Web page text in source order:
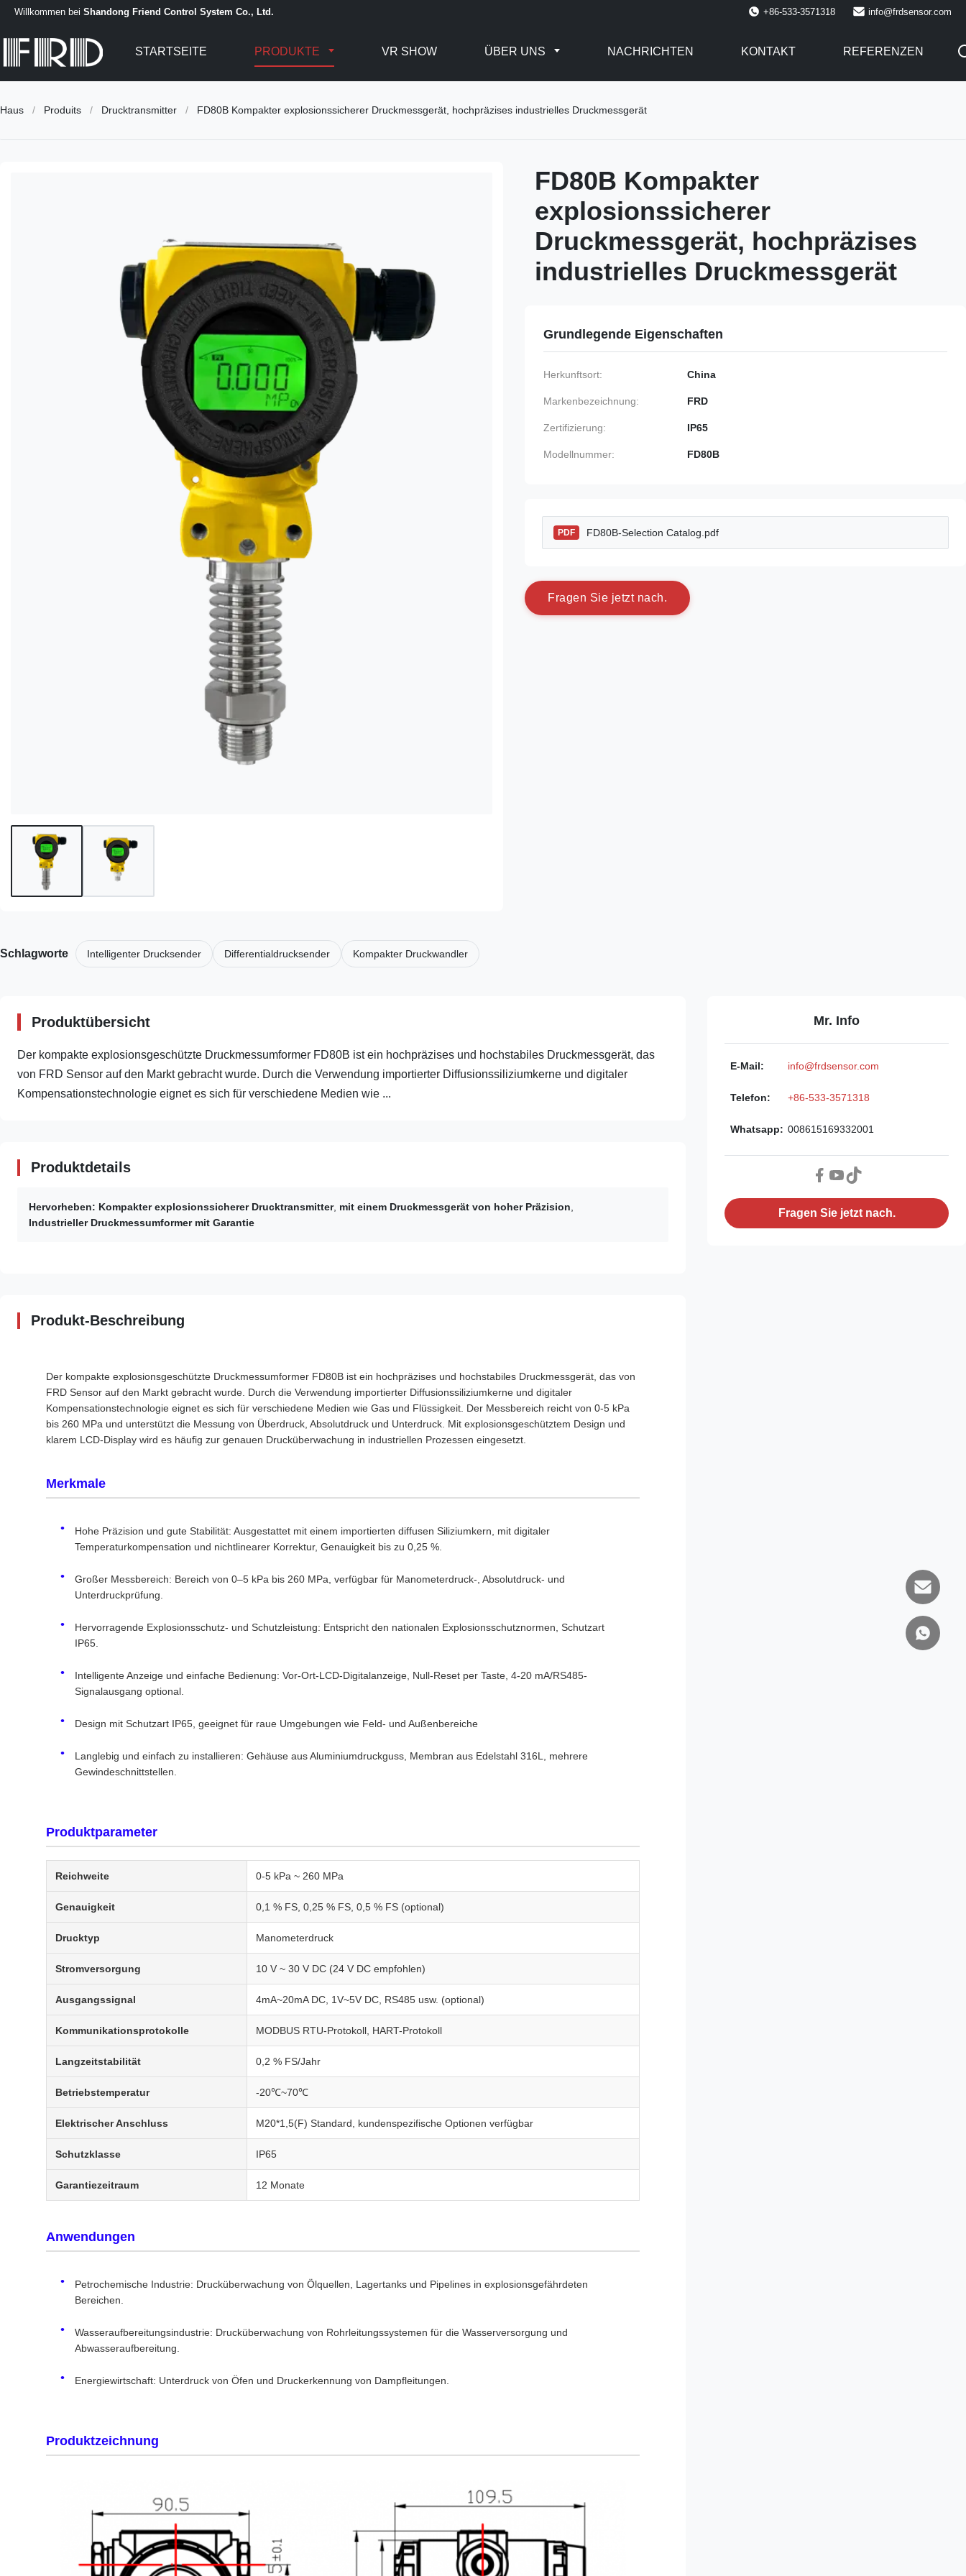
Willkommen bei Shandong Friend Control System Co., Ltd. +86-533-3571318 info@frdsensor.com
STARTSEITE PRODUKTE VR SHOW ÜBER UNS NACHRICHTEN KONTAKT REFERENZEN
Haus / Produits / Drucktransmitter / FD80B Kompakter explosionssicherer Druckmessgerät, hochpräzises industrielles Druckmessgerät
FD80B Kompakter
explosionssicherer
Druckmessgerät, hochpräzises
industrielles Druckmessgerät
Grundlegende Eigenschaften
Herkunftsort: China
Markenbezeichnung: FRD
Zertifizierung: IP65
Modellnummer: FD80B
PDF FD80B-Selection Catalog.pdf
Fragen Sie jetzt nach.
Schlagworte Intelligenter Drucksender Differentialdrucksender Kompakter Druckwandler
Produktübersicht
Der kompakte explosionsgeschützte Druckmessumformer FD80B ist ein hochpräzises und hochstabiles Druckmessgerät, das
von FRD Sensor auf den Markt gebracht wurde. Durch die Verwendung importierter Diffusionssiliziumkerne und digitaler
Kompensationstechnologie eignet es sich für verschiedene Medien wie ...
Produktdetails
Hervorheben: Kompakter explosionssicherer Drucktransmitter, mit einem Druckmessgerät von hoher Präzision,
Industrieller Druckmessumformer mit Garantie
Produkt-Beschreibung
Der kompakte explosionsgeschützte Druckmessumformer FD80B ist ein hochpräzises und hochstabiles Druckmessgerät, das von
FRD Sensor auf den Markt gebracht wurde. Durch die Verwendung importierter Diffusionssiliziumkerne und digitaler
Kompensationstechnologie eignet es sich für verschiedene Medien wie Gas und Flüssigkeit. Der Messbereich reicht von 0-5 kPa
bis 260 MPa und unterstützt die Messung von Überdruck, Absolutdruck und Unterdruck. Mit explosionsgeschütztem Design und
klarem LCD-Display wird es häufig zur genauen Drucküberwachung in industriellen Prozessen eingesetzt.
Merkmale
Hohe Präzision und gute Stabilität: Ausgestattet mit einem importierten diffusen Siliziumkern, mit digitaler
Temperaturkompensation und nichtlinearer Korrektur, Genauigkeit bis zu 0,25 %.
Großer Messbereich: Bereich von 0–5 kPa bis 260 MPa, verfügbar für Manometerdruck-, Absolutdruck- und
Unterdruckprüfung.
Hervorragende Explosionsschutz- und Schutzleistung: Entspricht den nationalen Explosionsschutznormen, Schutzart
IP65.
Intelligente Anzeige und einfache Bedienung: Vor-Ort-LCD-Digitalanzeige, Null-Reset per Taste, 4-20 mA/RS485-
Signalausgang optional.
Design mit Schutzart IP65, geeignet für raue Umgebungen wie Feld- und Außenbereiche
Langlebig und einfach zu installieren: Gehäuse aus Aluminiumdruckguss, Membran aus Edelstahl 316L, mehrere
Gewindeschnittstellen.
Produktparameter
Reichweite 0-5 kPa ~ 260 MPa
Genauigkeit 0,1 % FS, 0,25 % FS, 0,5 % FS (optional)
Drucktyp Manometerdruck
Stromversorgung 10 V ~ 30 V DC (24 V DC empfohlen)
Ausgangssignal 4mA~20mA DC, 1V~5V DC, RS485 usw. (optional)
Kommunikationsprotokolle MODBUS RTU-Protokoll, HART-Protokoll
Langzeitstabilität 0,2 % FS/Jahr
Betriebstemperatur -20℃~70℃
Elektrischer Anschluss M20*1,5(F) Standard, kundenspezifische Optionen verfügbar
Schutzklasse IP65
Garantiezeitraum 12 Monate
Anwendungen
Petrochemische Industrie: Drucküberwachung von Ölquellen, Lagertanks und Pipelines in explosionsgefährdeten
Bereichen.
Wasseraufbereitungsindustrie: Drucküberwachung von Rohrleitungssystemen für die Wasserversorgung und
Abwasseraufbereitung.
Energiewirtschaft: Unterdruck von Öfen und Druckerkennung von Dampfleitungen.
Produktzeichnung
Mr. Info
E-Mail: info@frdsensor.com
Telefon: +86-533-3571318
Whatsapp: 008615169332001
Fragen Sie jetzt nach.